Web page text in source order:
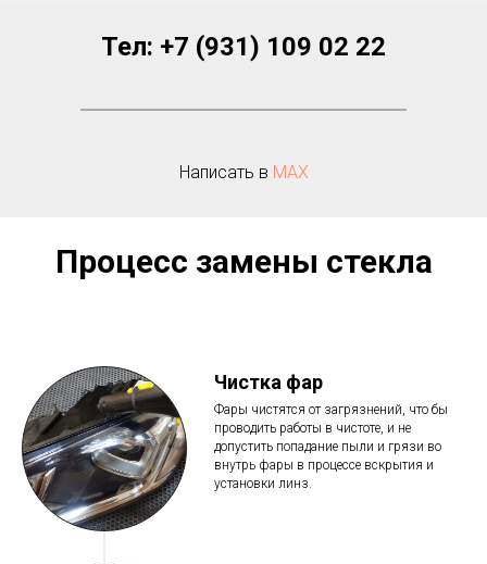
Тел: +7 (931) 109 02 22
Написать в МАХ
Процесс замены стекла
Чистка фар
Фары чистятся от загрязнений, что бы
проводить работы в чистоте, и не
допустить попадание пыли и грязи во
внутрь фары в процессе вскрытия и
установки линз.